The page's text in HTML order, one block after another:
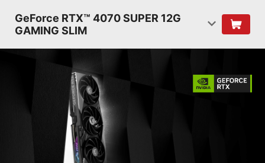
GeForce RTX™ 4070 SUPER 12G
GAMING SLIM